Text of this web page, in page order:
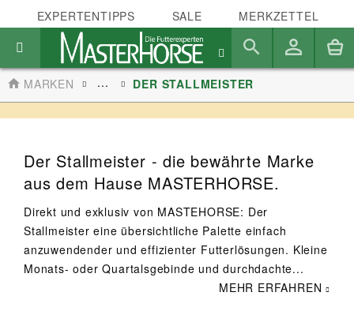
EXPERTENTIPPS SALE MERKZETTEL
MARKEN ... DER STALLMEISTER
Der Stallmeister - die bewährte Marke
aus dem Hause MASTERHORSE.
Direkt und exklusiv von MASTEHORSE: Der
Stallmeister eine übersichtliche Palette einfach
anzuwendender und effizienter Futterlösungen. Kleine
Monats- oder Quartalsgebinde und durchdachte...
MEHR ERFAHREN